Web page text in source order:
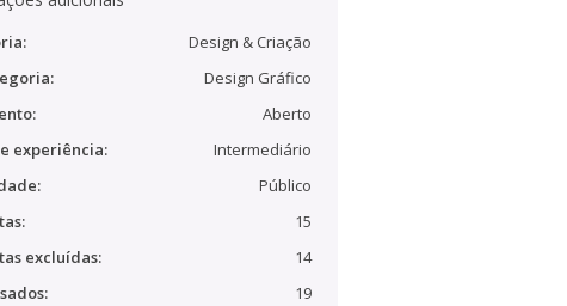
Design & Criação
Design Gráfico
Aberto
experiência:
Intermediário
Público
15
excluídas:
14
19